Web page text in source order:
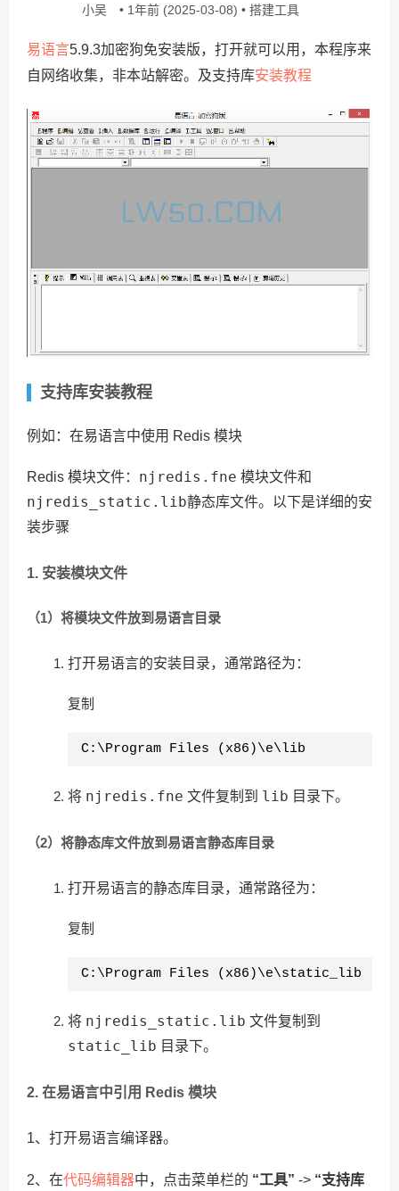
小吴 • 1年前 (2025-03-08) • 搭建工具
易语言5.9.3加密狗免安装版，打开就可以用，本程序来
自网络收集，非本站解密。及支持库安装教程
支持库安装教程
例如：在易语言中使用 Redis 模块
Redis 模块文件： njredis.fne 模块文件和
njredis_static.lib静态库文件。以下是详细的安
装步骤
1. 安装模块文件
（1）将模块文件放到易语言目录
打开易语言的安装目录，通常路径为：
复制
C:\Program Files (x86)\e\lib
将 njredis.fne 文件复制到 lib 目录下。
（2）将静态库文件放到易语言静态库目录
打开易语言的静态库目录，通常路径为：
复制
C:\Program Files (x86)\e\static_lib
将 njredis_static.lib 文件复制到
static_lib 目录下。
2. 在易语言中引用 Redis 模块
1、打开易语言编译器。
2、在代码编辑器中，点击菜单栏的 “工具” -> “支持库